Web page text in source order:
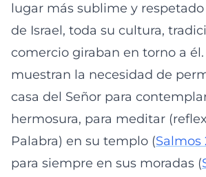
lugar más sublime y
de Israel, toda su cultura,
comercio giraban en torno a
muestran la necesidad de
casa del Señor para
hermosura, para meditar
Palabra) en su templo (Salmos
para siempre en sus moradas (